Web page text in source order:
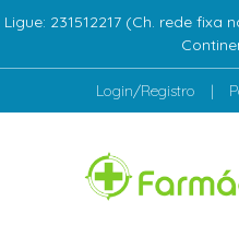
Ligue: 231512217 (Ch. rede
Login/Registro |